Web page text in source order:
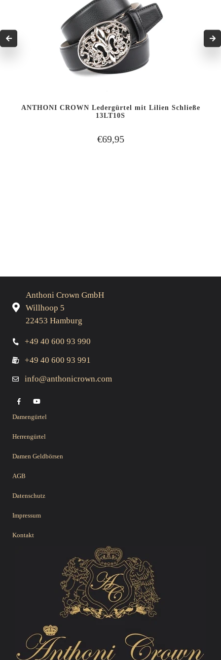
ANTHONI CROWN Ledergürtel mit Lilien Schließe
13LT10S
€69,95
Anthoni Crown GmbH
Willhoop 5
22453 Hamburg
+49 40 600 93 990
+49 40 600 93 991
info@anthonicrown.com
Damengürtel
Herrengürtel
Damen Geldbörsen
AGB
Datenschutz
Impressum
Kontakt